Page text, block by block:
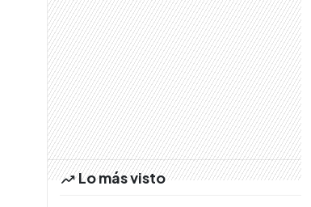
Lo más visto